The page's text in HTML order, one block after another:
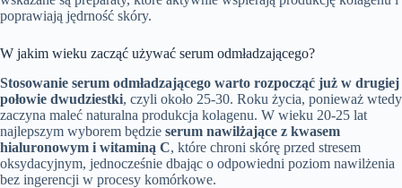
poprawiają jędrność skóry.
W jakim wieku zacząć używać serum odmładzającego?
Stosowanie serum odmładzającego warto rozpocząć już w drugiej
połowie dwudziestki, czyli około 25-30. Roku życia, ponieważ wtedy
zaczyna maleć naturalna produkcja kolagenu. W wieku 20-25 lat
najlepszym wyborem będzie serum nawilżające z kwasem
hialuronowym i witaminą C, które chroni skórę przed stresem
oksydacyjnym, jednocześnie dbając o odpowiedni poziom nawilżenia
bez ingerencji w procesy komórkowe.